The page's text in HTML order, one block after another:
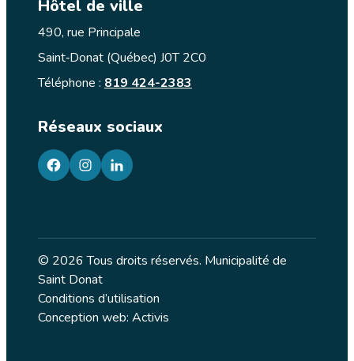
Hôtel de ville
490, rue Principale
Saint‑Donat (Québec) J0T 2C0
Téléphone : 819 424-2383
Réseaux sociaux
facebookgoogleplusgoogleplus
© 2026 Tous droits réservés. Municipalité de
Saint Donat
Conditions d’utilisation
Conception web: Activis